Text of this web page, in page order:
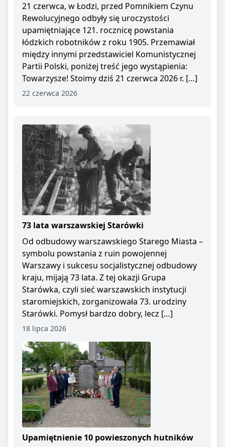
21 czerwca, w Łodzi, przed Pomnikiem Czynu
Rewolucyjnego odbyły się uroczystości
upamiętniające 121. rocznicę powstania
łódzkich robotników z roku 1905. Przemawiał
między innymi przedstawiciel Komunistycznej
Partii Polski, poniżej treść jego wystąpienia:
Towarzysze! Stoimy dziś 21 czerwca 2026 r. […]
22 czerwca 2026
73 lata warszawskiej Starówki
Od odbudowy warszawskiego Starego Miasta –
symbolu powstania z ruin powojennej
Warszawy i sukcesu socjalistycznej odbudowy
kraju, mijają 73 lata. Z tej okazji Grupa
Starówka, czyli sieć warszawskich instytucji
staromiejskich, zorganizowała 73. urodziny
Starówki. Pomysł bardzo dobry, lecz […]
18 lipca 2026
Upamiętnienie 10 powieszonych hutników